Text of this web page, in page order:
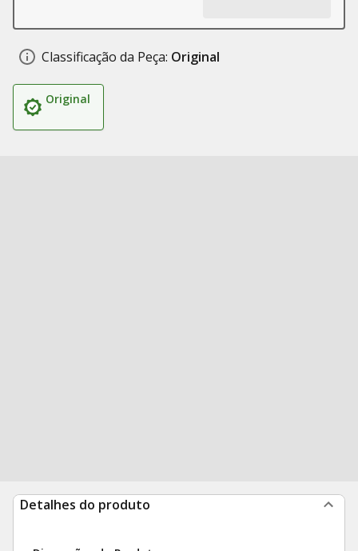
Classificação da Peça: Original
Original
Detalhes do produto